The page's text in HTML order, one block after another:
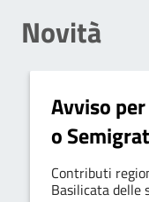
Novità
Avviso
o
– A.S.
Contributi
Basilicata delle